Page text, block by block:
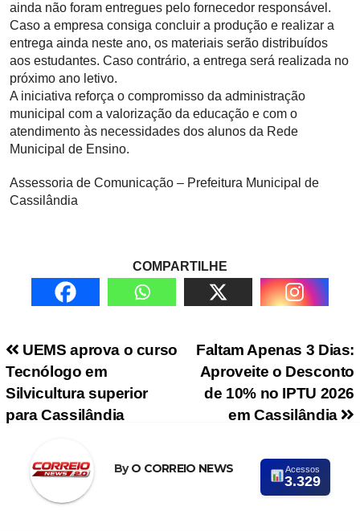
ainda não foram entregues pelo fornecedor responsável.
Caso a empresa consiga concluir a produção e realizar a
entrega ainda neste ano, os materiais serão distribuídos
aos estudantes. Caso contrário, a entrega será realizada no
próximo ano letivo.
A iniciativa reforça o compromisso da administração
municipal com a valorização da educação e com o
atendimento às necessidades dos alunos da Rede
Municipal de Ensino.
Assessoria de Comunicação – Prefeitura Municipal de
Cassilândia
COMPARTILHE
Navegação de PostFaltam Apenas 3 Dias:
Aproveite o Desconto
de 10% no IPTU 2026
em Cassilândia
UEMS aprova o curso
Tecnólogo em
Silvicultura superior
para Cassilândia
ByO CORREIO NEWS Acessos
3.329